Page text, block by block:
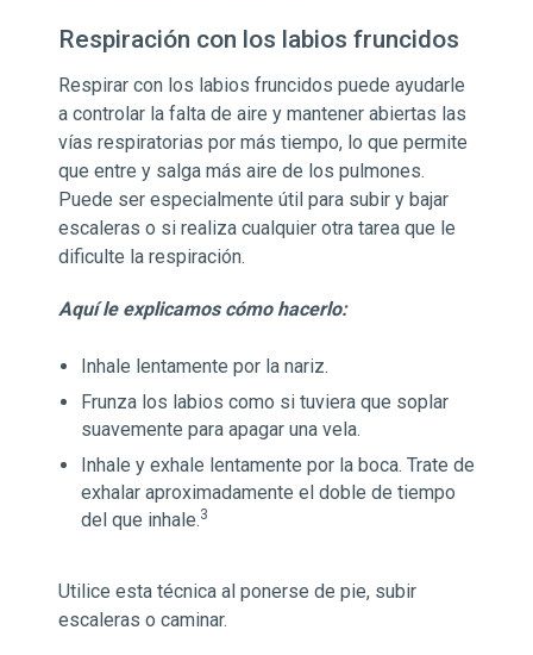
Respiración con los labios fruncidos
Respirar con los labios fruncidos puede ayudarle
a controlar la falta de aire y mantener abiertas las
vías respiratorias por más tiempo, lo que permite
que entre y salga más aire de los pulmones.
Puede ser especialmente útil para subir y bajar
escaleras o si realiza cualquier otra tarea que le
dificulte la respiración.
Aquí le explicamos cómo hacerlo:
Inhale lentamente por la nariz.
Frunza los labios como si tuviera que soplar
suavemente para apagar una vela.
Inhale y exhale lentamente por la boca. Trate de
exhalar aproximadamente el doble de tiempo
del que inhale.3
Utilice esta técnica al ponerse de pie, subir
escaleras o caminar.